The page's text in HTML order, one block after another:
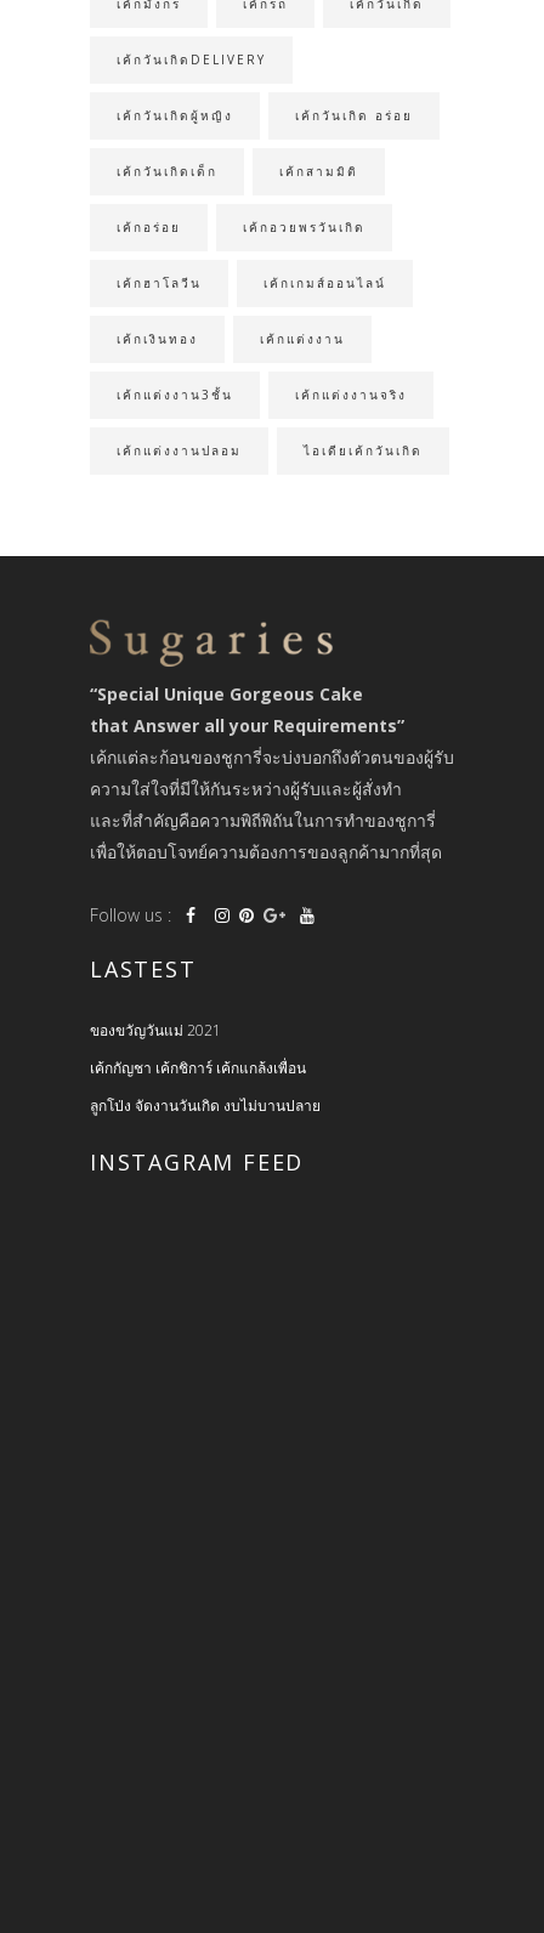
เค้กมังกร เค้กรถ เค้กวันเกิด
เค้กวันเกิดDELIVERY
เค้กวันเกิดผู้หญิง เค้กวันเกิด อร่อย
เค้กวันเกิดเด็ก เค้กสามมิติ
เค้กอร่อย เค้กอวยพรวันเกิด
เค้กฮาโลวีน เค้กเกมส์ออนไลน์
เค้กเงินทอง เค้กแต่งงาน
เค้กแต่งงาน3ชั้น เค้กแต่งงานจริง
เค้กแต่งงานปลอม ไอเดียเค้กวันเกิด
“Special Unique Gorgeous Cake
that Answer all your Requirements”
เค้กแต่ละก้อนของชูการี่จะบ่งบอกถึงตัวตนของผู้รับ
ความใส่ใจที่มีให้กันระหว่างผู้รับและผู้สั่งทำ
และที่สำคัญคือความพิถีพิถันในการทำของชูการี่
เพื่อให้ตอบโจทย์ความต้องการของลูกค้ามากที่สุด
Follow us :
LASTEST
ของขวัญวันแม่ 2021
เค้กกัญชา เค้กชิการ์ เค้กแกล้งเพื่อน
ลูกโป่ง จัดงานวันเกิด งบไม่บานปลาย
INSTAGRAM FEED